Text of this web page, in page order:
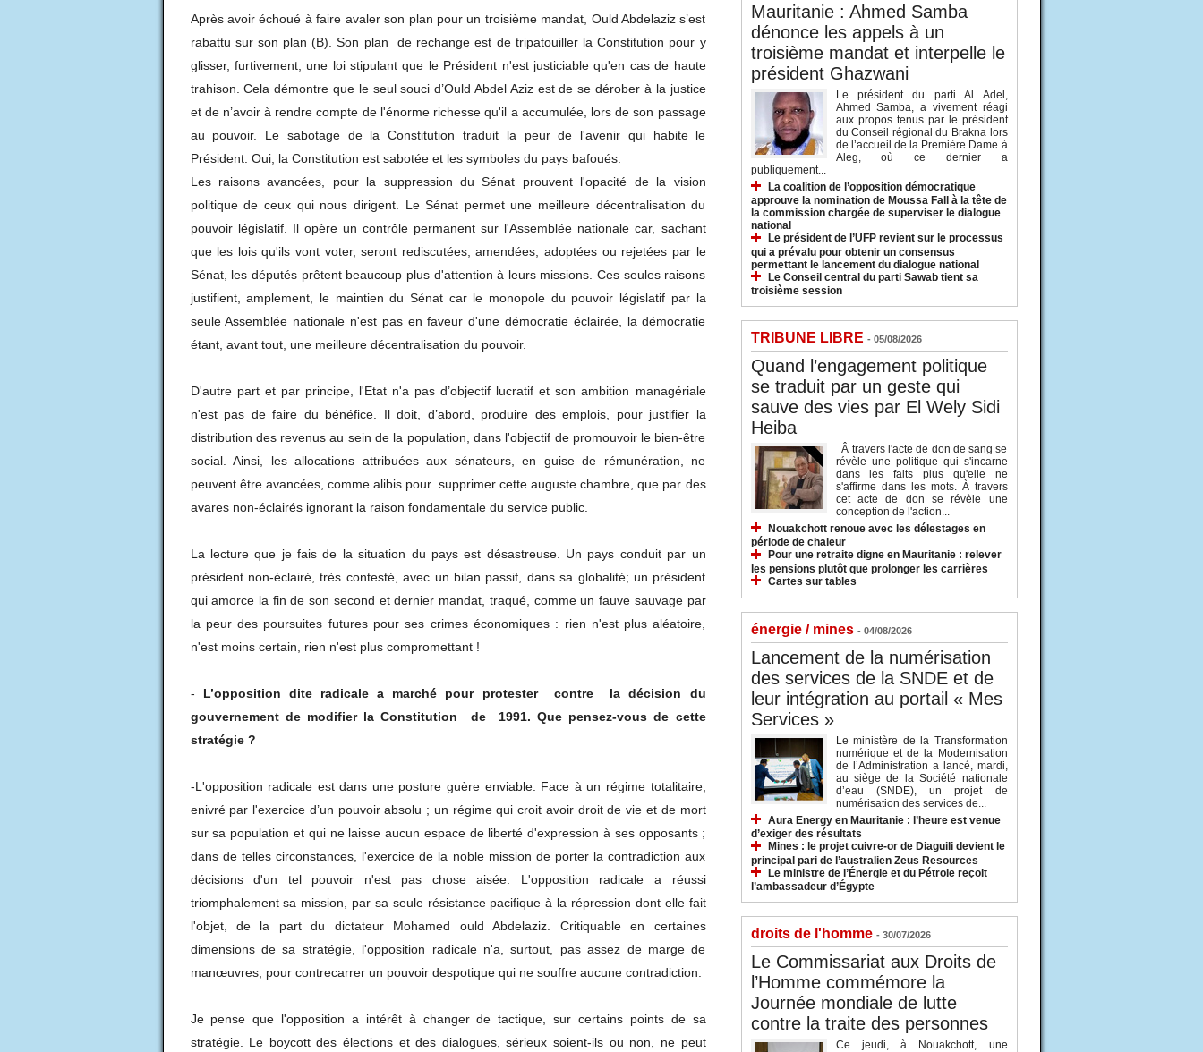
Après avoir échoué à faire avaler son plan pour un troisième mandat, Ould Abdelaziz s’est
rabattu sur son plan (B). Son plan de rechange est de tripatouiller la Constitution pour y
glisser, furtivement, une loi stipulant que le Président n'est justiciable qu'en cas de haute
trahison. Cela démontre que le seul souci d’Ould Abdel Aziz est de se dérober à la justice
et de n’avoir à rendre compte de l'énorme richesse qu'il a accumulée, lors de son passage
au pouvoir. Le sabotage de la Constitution traduit la peur de l'avenir qui habite le
Président. Oui, la Constitution est sabotée et les symboles du pays bafoués.
Les raisons avancées, pour la suppression du Sénat prouvent l'opacité de la vision
politique de ceux qui nous dirigent. Le Sénat permet une meilleure décentralisation du
pouvoir législatif. Il opère un contrôle permanent sur l'Assemblée nationale car, sachant
que les lois qu'ils vont voter, seront rediscutées, amendées, adoptées ou rejetées par le
Sénat, les députés prêtent beaucoup plus d'attention à leurs missions. Ces seules raisons
justifient, amplement, le maintien du Sénat car le monopole du pouvoir législatif par la
seule Assemblée nationale n'est pas en faveur d'une démocratie éclairée, la démocratie
étant, avant tout, une meilleure décentralisation du pouvoir.
D'autre part et par principe, l'Etat n'a pas d’objectif lucratif et son ambition managériale
n'est pas de faire du bénéfice. Il doit, d’abord, produire des emplois, pour justifier la
distribution des revenus au sein de la population, dans l'objectif de promouvoir le bien-être
social. Ainsi, les allocations attribuées aux sénateurs, en guise de rémunération, ne
peuvent être avancées, comme alibis pour supprimer cette auguste chambre, que par des
avares non-éclairés ignorant la raison fondamentale du service public.
La lecture que je fais de la situation du pays est désastreuse. Un pays conduit par un
président non-éclairé, très contesté, avec un bilan passif, dans sa globalité; un président
qui amorce la fin de son second et dernier mandat, traqué, comme un fauve sauvage par
la peur des poursuites futures pour ses crimes économiques : rien n'est plus aléatoire,
n'est moins certain, rien n'est plus compromettant !
- L’opposition dite radicale a marché pour protester contre la décision du
gouvernement de modifier la Constitution de 1991. Que pensez-vous de cette
stratégie ?
-L'opposition radicale est dans une posture guère enviable. Face à un régime totalitaire,
enivré par l'exercice d’un pouvoir absolu ; un régime qui croit avoir droit de vie et de mort
sur sa population et qui ne laisse aucun espace de liberté d'expression à ses opposants ;
dans de telles circonstances, l'exercice de la noble mission de porter la contradiction aux
décisions d'un tel pouvoir n'est pas chose aisée. L'opposition radicale a réussi
triomphalement sa mission, par sa seule résistance pacifique à la répression dont elle fait
l'objet, de la part du dictateur Mohamed ould Abdelaziz. Critiquable en certaines
dimensions de sa stratégie, l'opposition radicale n'a, surtout, pas assez de marge de
manœuvres, pour contrecarrer un pouvoir despotique qui ne souffre aucune contradiction.
Je pense que l'opposition a intérêt à changer de tactique, sur certains points de sa
stratégie. Le boycott des élections et des dialogues, sérieux soient-ils ou non, ne peut
Mauritanie : Ahmed Samba
dénonce les appels à un
troisième mandat et interpelle le
président Ghazwani
Le président du parti Al Adel,
Ahmed Samba, a vivement réagi
aux propos tenus par le président
du Conseil régional du Brakna lors
de l’accueil de la Première Dame à
Aleg, où ce dernier a
publiquement...
La coalition de l’opposition démocratique
approuve la nomination de Moussa Fall à la tête de
la commission chargée de superviser le dialogue
national
Le président de l’UFP revient sur le processus
qui a prévalu pour obtenir un consensus
permettant le lancement du dialogue national
Le Conseil central du parti Sawab tient sa
troisième session
TRIBUNE LIBRE - 05/08/2026
Quand l’engagement politique
se traduit par un geste qui
sauve des vies par El Wely Sidi
Heiba
Â travers l'acte de don de sang se
révèle une politique qui s'incarne
dans les faits plus qu'elle ne
s'affirme dans les mots. À travers
cet acte de don se révèle une
conception de l'action...
Nouakchott renoue avec les délestages en
période de chaleur
Pour une retraite digne en Mauritanie : relever
les pensions plutôt que prolonger les carrières
Cartes sur tables
énergie / mines - 04/08/2026
Lancement de la numérisation
des services de la SNDE et de
leur intégration au portail « Mes
Services »
Le ministère de la Transformation
numérique et de la Modernisation
de l’Administration a lancé, mardi,
au siège de la Société nationale
d’eau (SNDE), un projet de
numérisation des services de...
Aura Energy en Mauritanie : l’heure est venue
d’exiger des résultats
Mines : le projet cuivre-or de Diaguili devient le
principal pari de l’australien Zeus Resources
Le ministre de l’Énergie et du Pétrole reçoit
l’ambassadeur d’Égypte
droits de l'homme - 30/07/2026
Le Commissariat aux Droits de
l’Homme commémore la
Journée mondiale de lutte
contre la traite des personnes
Ce jeudi, à Nouakchott, une